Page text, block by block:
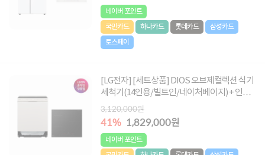
네이버 포인트
국민카드
하나카드 롯데카드
삼성카드
토스페이
[LG전자] [세트상품] DIOS 오브제컬렉션 식기
세척기(14인용/빌트인/네이처베이지) + 인덕
션(3구/블랙) [5BG1E-ASB2E/빌트인전용]
3,120,000원
41% 1,829,000원
네이버 포인트